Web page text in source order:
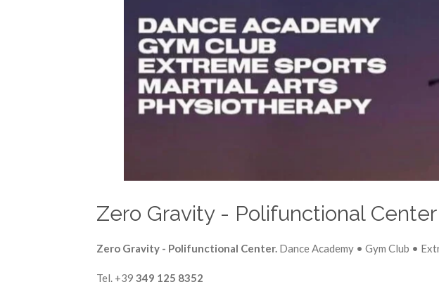
Zero Gravity - Polifunctional Center
Zero Gravity - Polifunctional Center. Dance Academy • Gym Club •
Tel. +39 349 125 8352